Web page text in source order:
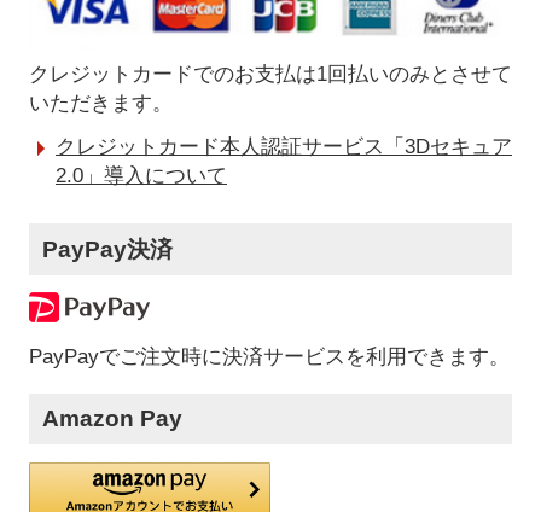
クレジットカードでのお支払は1回払いのみとさせて
いただきます。
クレジットカード本人認証サービス「3Dセキュア
2.0」導入について
PayPay決済
PayPayでご注文時に決済サービスを利用できます。
Amazon Pay